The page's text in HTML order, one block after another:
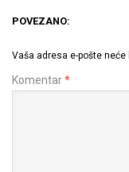
POVEZANO:
Vaša adresa e-pošte neće
Komentar*